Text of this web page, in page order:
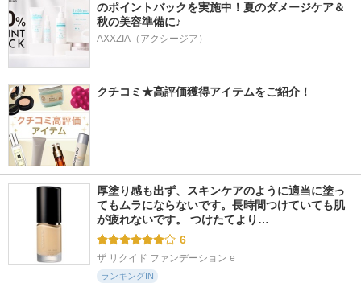
のポイントバックを実施中！夏のダメージケア＆
秋の美容準備に♪
AXXZIA（アクシージア）
クチコミ★高評価獲得アイテムをご紹介！
厚塗り感も出ず、スキンケアのように適当に塗っ
てもムラにならないです。長時間つけていても肌
が疲れないです。 つけたてより…
6
ザ リクイド ファンデーション e
ランキングIN